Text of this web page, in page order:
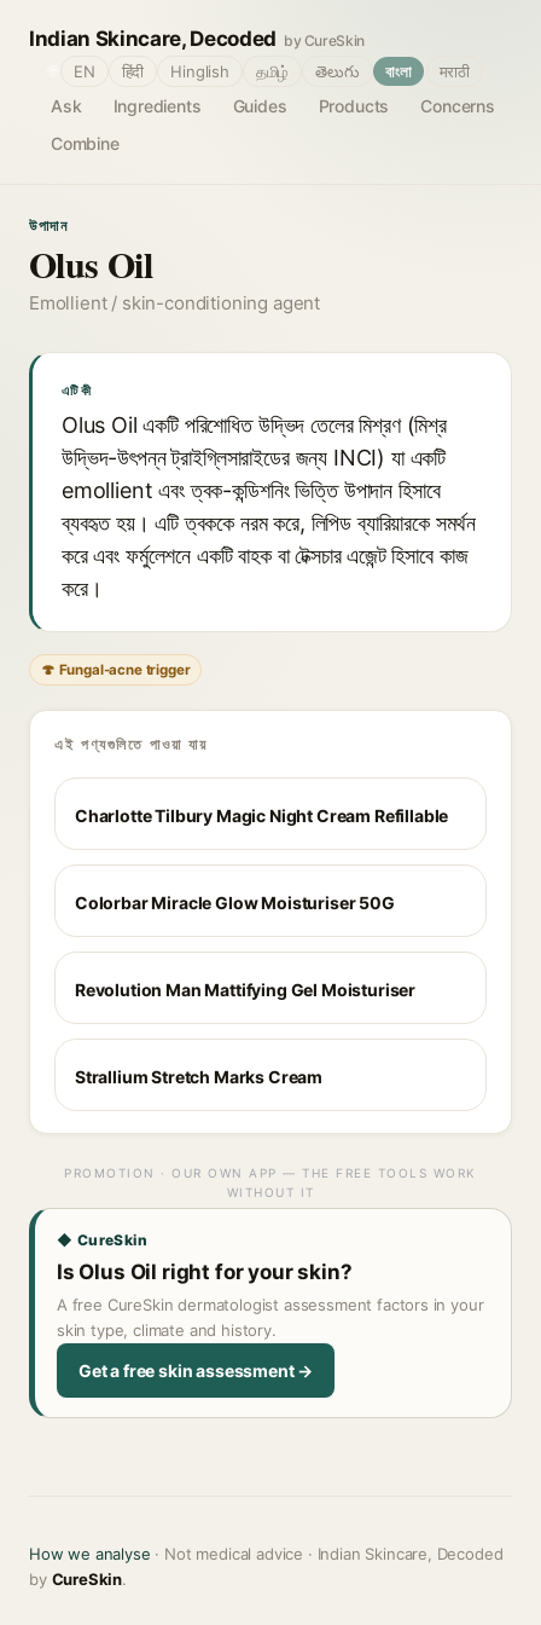
Indian Skincare, Decoded by CureSkin
Ask Ingredients Guides Products
Concerns
Combine
EN हिंदी Hinglish தமிழ் తెలుగు বাংলা मराठी
উপাদান
Olus Oil
Emollient / skin-conditioning agent
এটি কী
Olus Oil একটি পরিশোধিত উদ্ভিদ তেলের মিশ্রণ (মিশ্র
উদ্ভিদ-উৎপন্ন ট্রাইগ্লিসারাইডের জন্য INCI) যা একটি
emollient এবং ত্বক-কন্ডিশনিং ভিত্তি উপাদান হিসাবে
ব্যবহৃত হয়। এটি ত্বককে নরম করে, লিপিড ব্যারিয়ারকে সমর্থন
করে এবং ফর্মুলেশনে একটি বাহক বা টেক্সচার এজেন্ট হিসাবে কাজ
করে।
🍄 Fungal-acne trigger
এই পণ্যগুলিতে পাওয়া যায়
Charlotte Tilbury Magic Night Cream Refillable
Colorbar Miracle Glow Moisturiser 50G
Revolution Man Mattifying Gel Moisturiser
Strallium Stretch Marks Cream
PROMOTION · OUR OWN APP — THE FREE TOOLS WORK
WITHOUT IT
◆ CureSkin
Is Olus Oil right for your skin?
A free CureSkin dermatologist assessment factors in your
skin type, climate and history.
Get a free skin assessment →
How we analyse · Not medical advice · Indian Skincare, Decoded
by CureSkin.